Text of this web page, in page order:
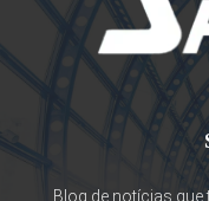
Blog de notícias